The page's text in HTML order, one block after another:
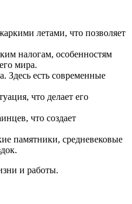
летами, что позволяет
налогам, особенностям
мира.
Здесь есть современные
что делает его
что создает
памятники, средневековые
и работы.